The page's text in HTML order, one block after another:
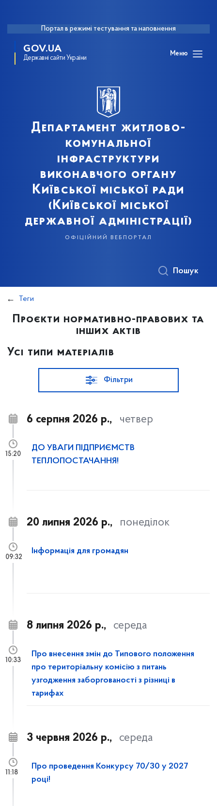
Портал в режимі тестування та наповнення
GOV.UA
Державні сайти України
Меню
Департамент житлово-
комунальної
інфраструктури
виконавчого органу
Київської міської ради
(Київської міської
державної адміністрації)
офіційний вебпортал
Пошук
Теги
Проєкти нормативно-правових та
інших актів
Усі типи матеріалів
Фільтри
6 серпня 2026 р., четвер
ДО УВАГИ ПІДПРИЄМСТВ
ТЕПЛОПОСТАЧАННЯ!
15:20
20 липня 2026 р., понеділок
Інформація для громадян
09:32
8 липня 2026 р., середа
Про внесення змін до Типового положення
про територіальну комісію з питань
узгодження заборгованості з різниці в
тарифах
10:33
3 червня 2026 р., середа
Про проведення Конкурсу 70/30 у 2027
році!
11:18